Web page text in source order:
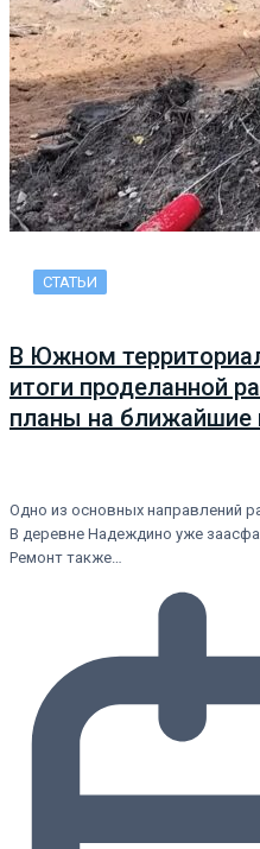
СТАТЬИ
В Южном
итоги проделанной
планы на ближайшие
Одно из основных направлений
В деревне Надеждино уже
Ремонт также…